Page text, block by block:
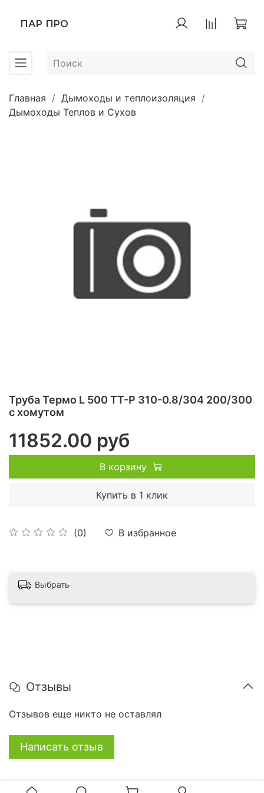
ПАР ПРО
Главная
Дымоходы и теплоизоляция
Дымоходы Теплов и Сухов
Труба Термо L 500 ТТ-Р 310-0.8/304 200/300
с хомутом
(0) В избранное
11852.00 руб
В корзину
Купить в 1 клик
Выбрать
Отзывы
Отзывов еще никто не оставлял
Написать отзыв